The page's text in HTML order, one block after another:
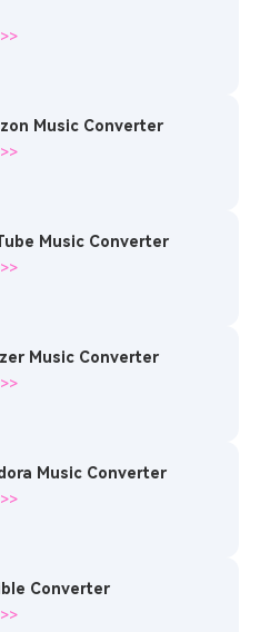
Music Converter
Music Converter
Music Converter
Music Converter
Converter